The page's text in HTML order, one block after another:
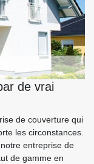
de vrai
de couverture qui
les circonstances.
entreprise de
de gamme en